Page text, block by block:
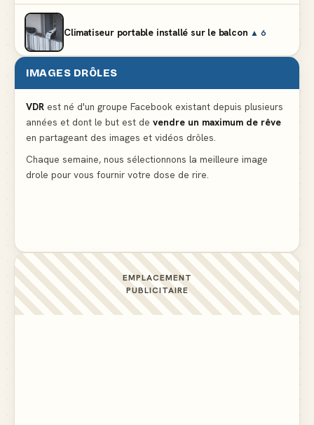
Climatiseur portable installé sur le balcon ▲ 6
Partager l'addition alors que vous n'avez pris
Le mendiant revient avec un livre de cuisine
IMAGES DRÔLES
VDR est né d'un groupe Facebook existant depuis plusieurs
années et dont le but est de vendre un maximum de rêve
en partageant des images et vidéos drôles.
Chaque semaine, nous sélectionnons la meilleure image
drole pour vous fournir votre dose de rire.
EMPLACEMENT
PUBLICITAIRE